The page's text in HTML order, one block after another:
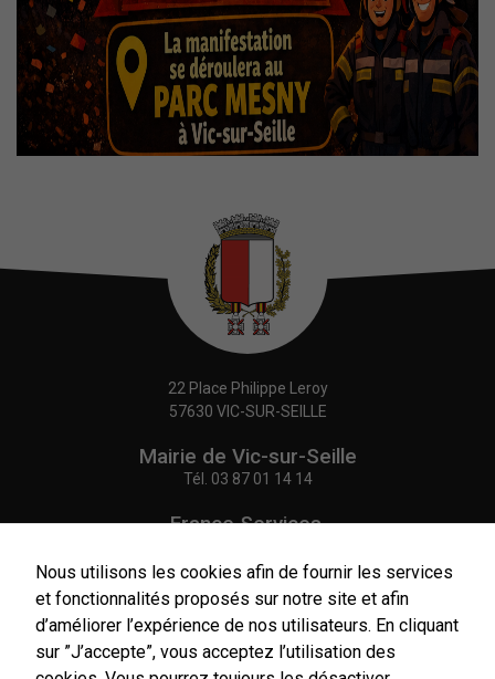
22 Place Philippe Leroy
57630 VIC-SUR-SEILLE
Mairie de Vic-sur-Seille
Tél. 03 87 01 14 14
France Services,
Tél.03 87 86 41 48
NOUS CONTACTER
Nous utilisons les cookies afin de fournir les services
et fonctionnalités proposés sur notre site et afin
d’améliorer l’expérience de nos utilisateurs. En cliquant
sur ”J’accepte”, vous acceptez l’utilisation des
Nécessaires
Ces cookies
bon
fonctionnement
internet.
Statistiques
proposer des
évolutions et
statistiques,
nous utilisons